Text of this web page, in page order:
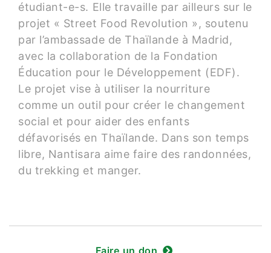
étudiant-e-s. Elle travaille par ailleurs sur le
projet « Street Food Revolution », soutenu
par l’ambassade de Thaïlande à Madrid,
avec la collaboration de la Fondation
Éducation pour le Développement (EDF).
Le projet vise à utiliser la nourriture
comme un outil pour créer le changement
social et pour aider des enfants
défavorisés en Thaïlande. Dans son temps
libre, Nantisara aime faire des randonnées,
du trekking et manger.
Faire un don